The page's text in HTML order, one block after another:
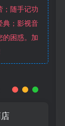
；随手记功
典；影视音
的困惑。加